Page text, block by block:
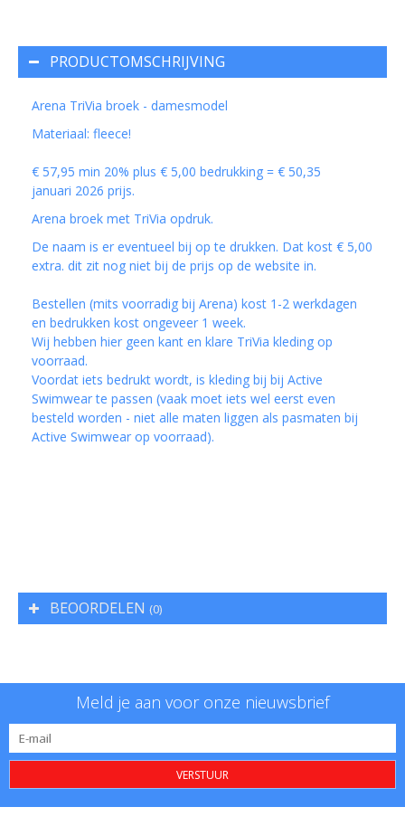
PRODUCTOMSCHRIJVING
Arena TriVia broek - damesmodel
Materiaal: fleece!
€ 57,95 min 20% plus € 5,00 bedrukking = € 50,35
januari 2026 prijs.
Arena broek met TriVia opdruk.
De naam is er eventueel bij op te drukken. Dat kost € 5,00
extra. dit zit nog niet bij de prijs op de website in.
Bestellen (mits voorradig bij Arena) kost 1-2 werkdagen
en bedrukken kost ongeveer 1 week.
Wij hebben hier geen kant en klare TriVia kleding op
voorraad.
Voordat iets bedrukt wordt, is kleding bij bij Active
Swimwear te passen (vaak moet iets wel eerst even
besteld worden - niet alle maten liggen als pasmaten bij
Active Swimwear op voorraad).
BEOORDELEN (0)
Meld je aan voor onze nieuwsbrief
VERSTUUR